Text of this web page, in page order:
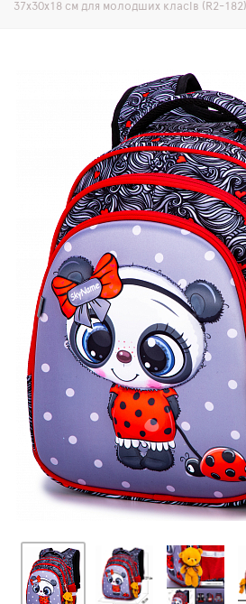
ПЛЯШКИ ДЛЯ ВОДИ
SCHOOL STANDARD
SKYNAME
РОЗПРОДАЖ
37х30х18 см для молодших класів (R2-182)